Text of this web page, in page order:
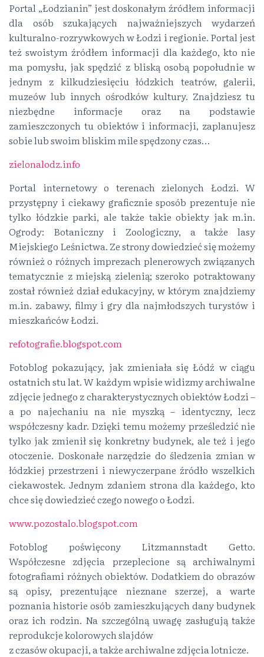
Portal „Łodzianin” jest doskonałym źródłem informacji
dla osób szukających najważniejszych wydarzeń
kulturalno-rozrywkowych w Łodzi i regionie. Portal jest
też swoistym źródłem informacji dla każdego, kto nie
ma pomysłu, jak spędzić z bliską osobą popołudnie w
jednym z kilkudziesięciu łódzkich teatrów, galerii,
muzeów lub innych ośrodków kultury. Znajdziesz tu
niezbędne informacje oraz na podstawie
zamieszczonych tu obiektów i informacji, zaplanujesz
sobie lub swoim bliskim mile spędzony czas…
zielonalodz.info
Portal internetowy o terenach zielonych Łodzi. W
przystępny i ciekawy graficznie sposób prezentuje nie
tylko łódzkie parki, ale także takie obiekty jak m.in.
Ogrody: Botaniczny i Zoologiczny, a także lasy
Miejskiego Leśnictwa. Ze strony dowiedzieć się możemy
również o różnych imprezach plenerowych związanych
tematycznie z miejską zielenią; szeroko potraktowany
został również dział edukacyjny, w którym znajdziemy
m.in. zabawy, filmy i gry dla najmłodszych turystów i
mieszkańców Łodzi.
refotografie.blogspot.com
Fotoblog pokazujący, jak zmieniała się Łódź w ciągu
ostatnich stu lat. W każdym wpisie widizmy archiwalne
zdjęcie jednego z charakterystycznych obiektów Łodzi –
a po najechaniu na nie myszką – identyczny, lecz
współczesny kadr. Dzięki temu możemy prześledzić nie
tylko jak zmienił się konkretny budynek, ale też i jego
otoczenie. Doskonałe narzędzie do śledzenia zmian w
łódzkiej przestrzeni i niewyczerpane źródło wszelkich
ciekawostek. Jednym zdaniem strona dla każdego, kto
chce się dowiedzieć czego nowego o Łodzi.
www.pozostalo.blogspot.com
Fotoblog poświęcony Litzmannstadt Getto.
Współczesne zdjęcia przeplecione są archiwalnymi
fotografiami różnych obiektów. Dodatkiem do obrazów
są opisy, prezentujące nieznane szerzej, a warte
poznania historie osób zamieszkujących dany budynek
oraz ich rodzin. Na szczególną uwagę zasługują także
reprodukcje kolorowych slajdów
z czasów okupacji, a także archiwalne zdjęcia lotnicze.